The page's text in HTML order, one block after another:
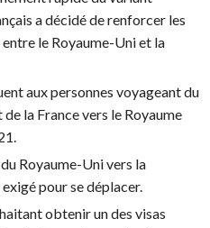
a décidé de renforcer les
le Royaume-Uni et la
aux personnes voyageant du
la France vers le Royaume
Royaume-Uni vers la
pour se déplacer.
obtenir un des visas